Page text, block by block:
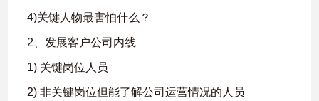
4)关键人物最害怕什么？
2、发展客户公司内线
1) 关键岗位人员
2) 非关键岗位但能了解公司运营情况的人员